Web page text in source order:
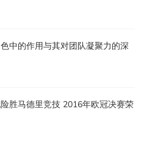
中的作用与其对团队凝聚力的深
胜马德里竞技 2016年欧冠决赛荣